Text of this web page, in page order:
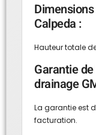
Calpeda :
Hauteur totale
Garantie
drainage
La garantie est
facturation.